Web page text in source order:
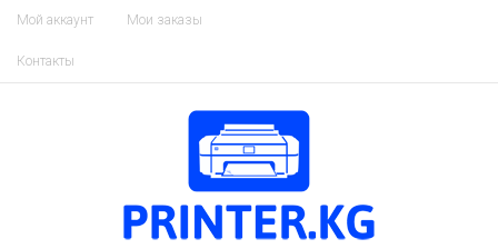
Мой аккаунт Мои заказы
Контакты